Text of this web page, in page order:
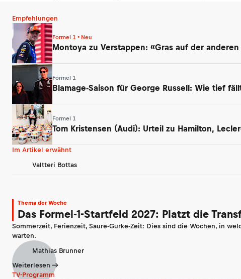
Empfehlungen
Formel 1 • Neu
Montoya zu Verstappen: «Gras auf der
Formel 1
Blamage-Saison für George Russell: Wie tief
Formel 1
Tom Kristensen (Audi): Urteil zu Hamilton,
Im Artikel erwähnt
Valtteri Bottas
Thema der Woche
Das Formel-1-Startfeld 2027: Platzt die
Sommerzeit, Ferienzeit, Saure-Gurke-Zeit: Dies sind die Wochen, in
warten.
Mathias Brunner
Weiterlesen
TV-Programm